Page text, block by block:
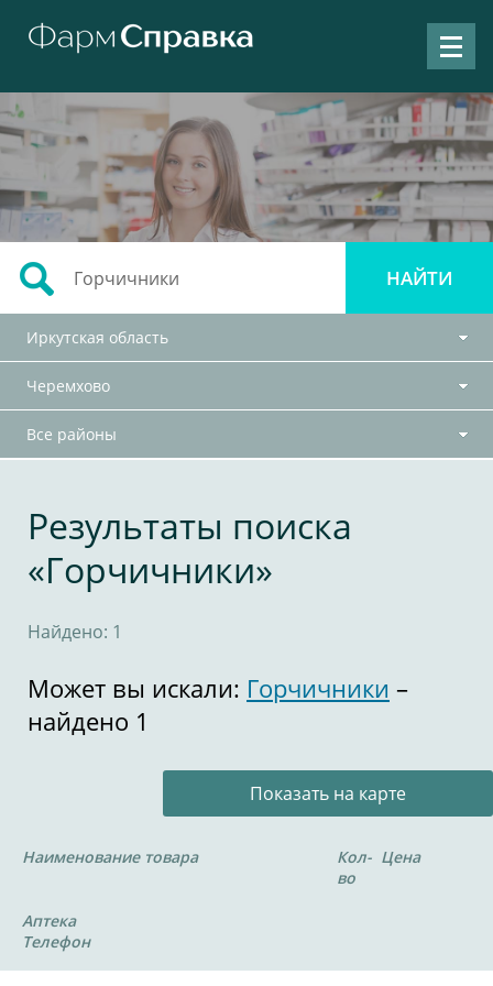
Иркутская область
Черемхово
Все районы
Результаты поиска
«Горчичники»
Найдено: 1
Может вы искали: Горчичники –
найдено 1
Показать на карте
Наименование товара
Кол-
во
Цена
Аптека
Телефон